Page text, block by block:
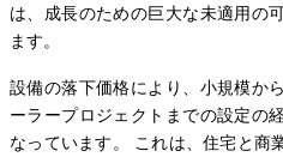
は、成長のための巨大な未適用の
ます。
設備の落下価格により、小規模か
ーラープロジェクトまでの設定の
なっています。 これは、住宅と商